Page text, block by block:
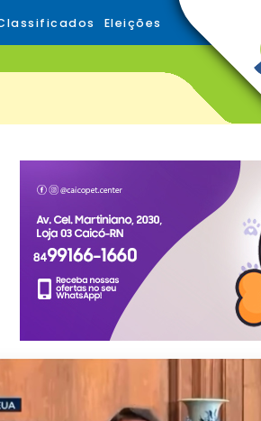
Eleições